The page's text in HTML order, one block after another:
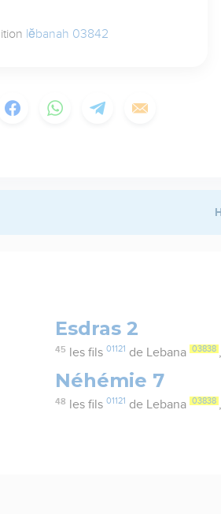
lĕbanah 03842
Esdras 2
45 les fils 01121 de Lebana 03838
Néhémie 7
48 les fils 01121 de Lebana 03838